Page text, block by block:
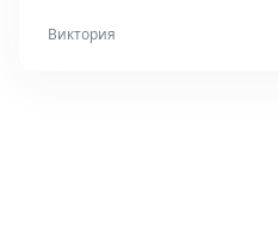
Виктория